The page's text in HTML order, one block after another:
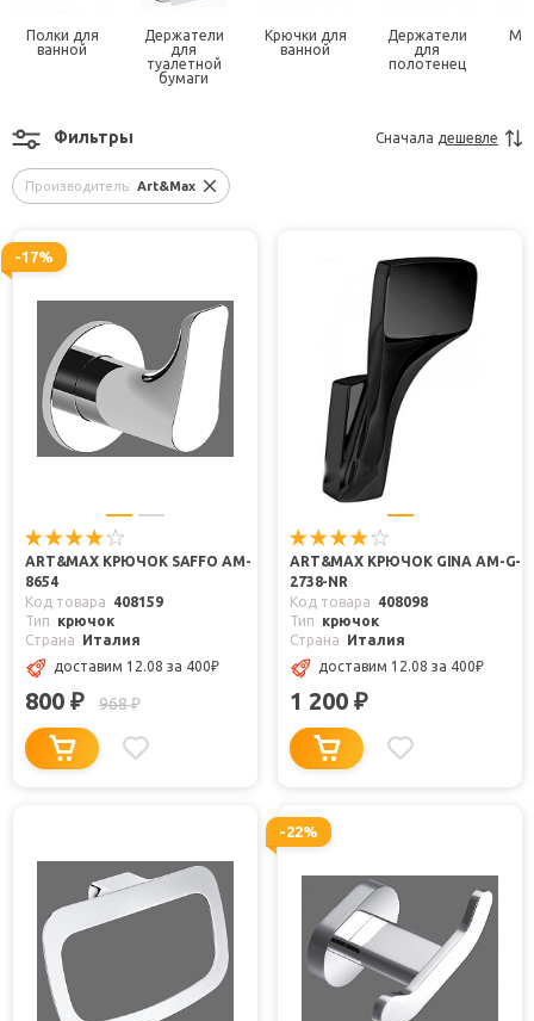
Полки для
ванной
Держатели
для
туалетной
бумаги
Крючки для
ванной
Держатели
для
полотенец
Производитель: Art&Max
Фильтры Сначала дешевле
-17%
ART&MAX КРЮЧОК SAFFO AM-
8654
Код товара
408159
Тип
крючок
Страна
Италия
доставим 12.08 за 400₽
800 ₽ 968₽
ART&MAX КРЮЧОК GINA AM-G-
2738-NR
Код товара
408098
Тип
крючок
Страна
Италия
доставим 12.08 за 400₽
1 200 ₽
-22%